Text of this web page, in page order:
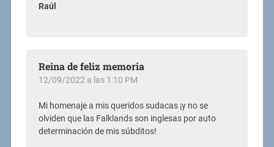
Raúl
Reina de feliz memoria
12/09/2022 a las 1:10 PM
Mi homenaje a mis queridos sudacas ¡y no se
olviden que las Falklands son inglesas por auto
determinación de mis súbditos!